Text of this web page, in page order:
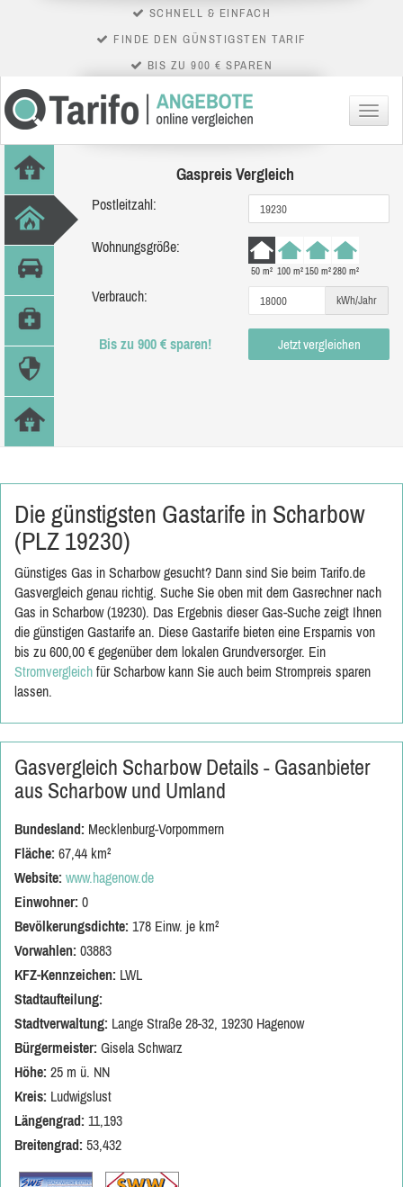
SCHNELL & EINFACH
FINDE DEN GÜNSTIGSTEN TARIF
BIS ZU 900 € SPAREN
Menü
Gaspreis Vergleich
Postleitzahl:
Wohnungsgröße:
50 m² 100 m²150 m²280 m²
Verbrauch: kWh/Jahr
Bis zu 900 € sparen! Jetzt vergleichen
Die günstigsten Gastarife in Scharbow
(PLZ 19230)
Günstiges Gas in Scharbow gesucht? Dann sind Sie beim Tarifo.de
Gasvergleich genau richtig. Suche Sie oben mit dem Gasrechner nach
Gas in Scharbow (19230). Das Ergebnis dieser Gas-Suche zeigt Ihnen
die günstigen Gastarife an. Diese Gastarife bieten eine Ersparnis von
bis zu 600,00 € gegenüber dem lokalen Grundversorger. Ein
Stromvergleich für Scharbow kann Sie auch beim Strompreis sparen
lassen.
Gasvergleich Scharbow Details - Gasanbieter
aus Scharbow und Umland
Bundesland: Mecklenburg-Vorpommern
Fläche: 67,44 km²
Website: www.hagenow.de
Einwohner: 0
Bevölkerungsdichte: 178 Einw. je km²
Vorwahlen: 03883
KFZ-Kennzeichen: LWL
Stadtaufteilung:
Stadtverwaltung: Lange Straße 28-32, 19230 Hagenow
Bürgermeister: Gisela Schwarz
Höhe: 25 m ü. NN
Kreis: Ludwigslust
Längengrad: 11,193
Breitengrad: 53,432